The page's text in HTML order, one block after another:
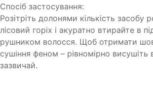
Спосіб застосування:
Розітріть долонями кількість засобу
лісовий горіх і акуратно втирайте в
рушником волосся. Щоб отримати
сушіння феном – рівномірно висушіть
зазвичай.